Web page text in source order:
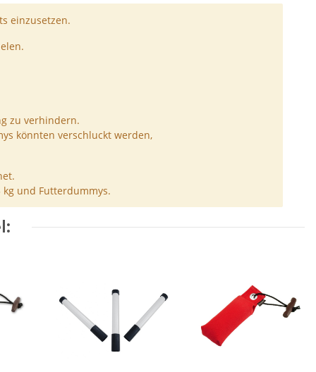
einzusetzen.
zu verhindern.
könnten verschluckt werden,
kg und Futterdummys.